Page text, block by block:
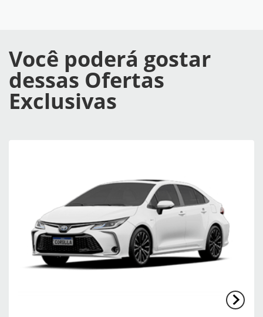
Você poderá gostar
dessas Ofertas
Exclusivas